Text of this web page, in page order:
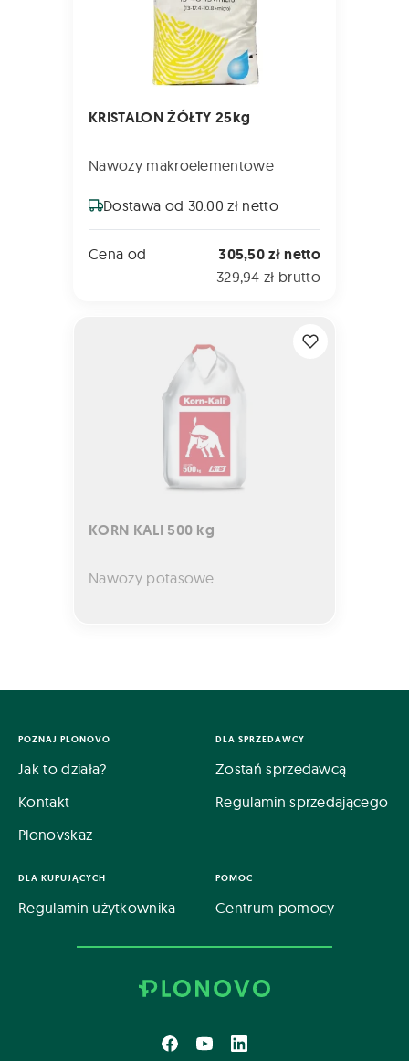
KRISTALON ŻÓŁTY 25kg
Nawozy makroelementowe
Dostawa od 30.00 zł netto
Cena od 305,50 zł netto
329,94 zł brutto
KORN KALI 500 kg
Nawozy potasowe
POZNAJ PLONOVO
Jak to działa?
Kontakt
Plonovskaz
DLA SPRZEDAWCY
Zostań sprzedawcą
Regulamin sprzedającego
DLA KUPUJĄCYCH
Regulamin użytkownika
POMOC
Centrum pomocy